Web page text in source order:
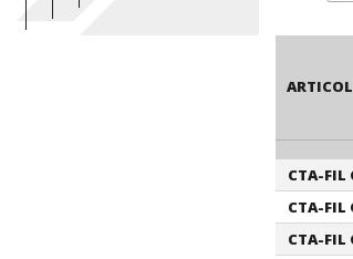
CTA-FIL
CTA-FIL
CTA-FIL